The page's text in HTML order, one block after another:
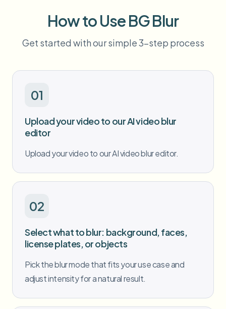
تبديل الوجه - فيديو
عالج عدة فيديوهات دفعة واحدة
خطوط أنابيب عالية الإنتاجية
طمس أي شيء
ذكاء الفيديو
إزالة الخلفية بالجملة
How to Use BG Blur
Get started with our simple 3-step process
01
Upload your video to our AI video blur
editor
Upload your video to our AI video blur editor.
02
Select what to blur: background, faces,
license plates, or objects
Pick the blur mode that fits your use case and
adjust intensity for a natural result.